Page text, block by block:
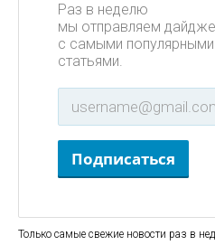
Раз в неделю
мы отправляем
с самыми популярными
статьями.
Подписаться
Только самые свежие новости раз в